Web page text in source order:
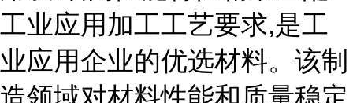
工业应用加工工艺要求,是工
业应用企业的优选材料。该制
造领域对材料性能和质量稳定